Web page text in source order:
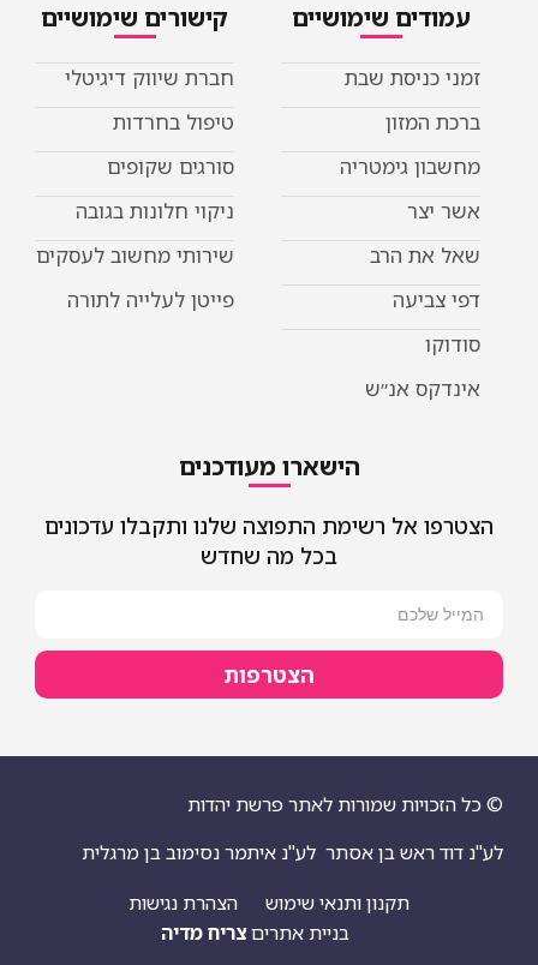
עמודים שימושיים
זמני כניסת שבת
ברכת המזון
מחשבון גימטריה
אשר יצר
שאל את הרב
דפי צביעה
סודוקו
אינדקס אנ״ש
קישורים שימושיים
חברת שיווק דיגיטלי
טיפול בחרדות
סורגים שקופים
ניקוי חלונות בגובה
שירותי מחשוב לעסקים
פייטן לעלייה לתורה
הישארו מעודכנים
הצטרפו אל רשימת התפוצה שלנו ותקבלו עדכונים
בכל מה שחדש
הצטרפות
© כל הזכויות שמורות לאתר פרשת יהדות
לע"נ דוד ראש בן אסתר לע"נ איתמר נסימוב בן מרגלית
תקנון ותנאי שימוש
הצהרת נגישות
בניית אתריםצריח מדיה